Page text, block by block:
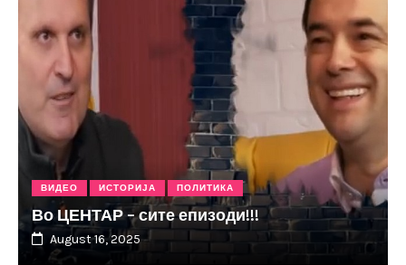
ВИДЕО ИСТОРИЈА ПОЛИТИКА
Во ЦЕНТАР – сите епизоди!!!
August 16, 2025